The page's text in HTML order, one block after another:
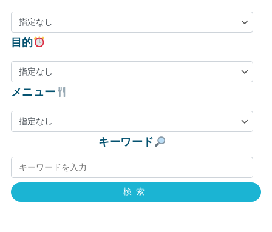
目的
メニュー
キーワード
検索